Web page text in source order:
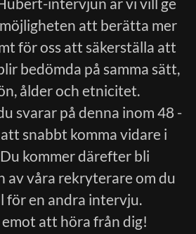
att berätta mer
för oss att säkerställa att
bedömda på samma sätt,
ålder och etnicitet.
svarar på denna inom 48 -
snabbt komma vidare i
kommer därefter bli
av våra rekryterare om du
för en andra intervju.
att höra från dig!